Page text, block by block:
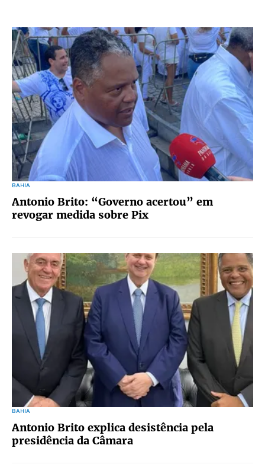
BAHIA
Antonio Brito: “Governo acertou” em
revogar medida sobre Pix
BAHIA
Antonio Brito explica desistência pela
presidência da Câmara